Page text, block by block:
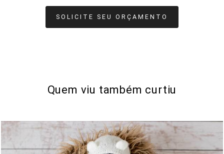
SOLICITE SEU ORÇAMENTO
Quem viu também curtiu